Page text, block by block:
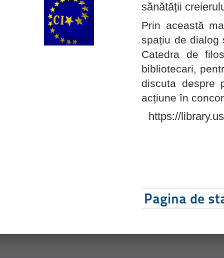
sănătății
Prin această
spațiu de dialog
Catedra de
bibliotecari,
discuta despre
acțiune în
https://
Pagina de